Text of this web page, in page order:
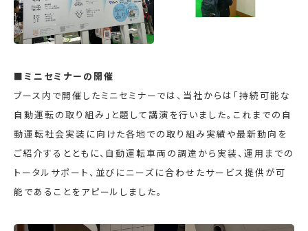
■ミニセミナーの開催
ブース内で開催したミニセミナーでは、当社からは「持続可能な
自動運転の取り組み」と題して講演を行いました。これまでの自
動運転社会実装に向けた各地での取り組み実績や最新動向を
ご紹介するとともに、自動運転車両の調達から実装、運用までの
トータルサポート、並びにニーズに合わせたサービス提供が可
能であることをアピールしました。